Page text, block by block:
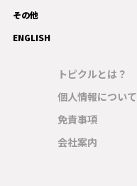
その他
ENGLISH
トピクルとは？
個人情報について
免責事項
会社案内